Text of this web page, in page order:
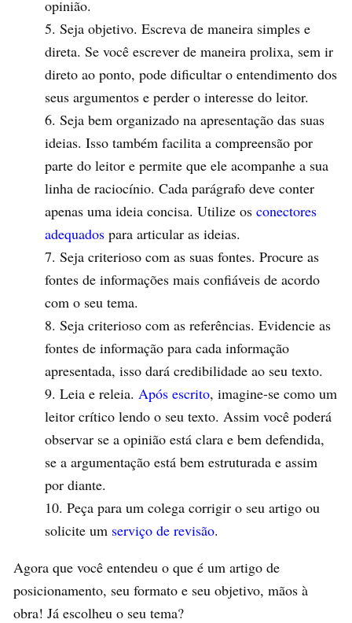
opinião.
Seja objetivo. Escreva de maneira simples e
direta. Se você escrever de maneira prolixa, sem ir
direto ao ponto, pode dificultar o entendimento dos
seus argumentos e perder o interesse do leitor.
Seja bem organizado na apresentação das suas
ideias. Isso também facilita a compreensão por
parte do leitor e permite que ele acompanhe a sua
linha de raciocínio. Cada parágrafo deve conter
apenas uma ideia concisa. Utilize os conectores
adequados para articular as ideias.
Seja criterioso com as suas fontes. Procure as
fontes de informações mais confiáveis de acordo
com o seu tema.
Seja criterioso com as referências. Evidencie as
fontes de informação para cada informação
apresentada, isso dará credibilidade ao seu texto.
Leia e releia. Após escrito, imagine-se como um
leitor crítico lendo o seu texto. Assim você poderá
observar se a opinião está clara e bem defendida,
se a argumentação está bem estruturada e assim
por diante.
Peça para um colega corrigir o seu artigo ou
solicite um serviço de revisão.
Agora que você entendeu o que é um artigo de
posicionamento, seu formato e seu objetivo, mãos à
obra! Já escolheu o seu tema?